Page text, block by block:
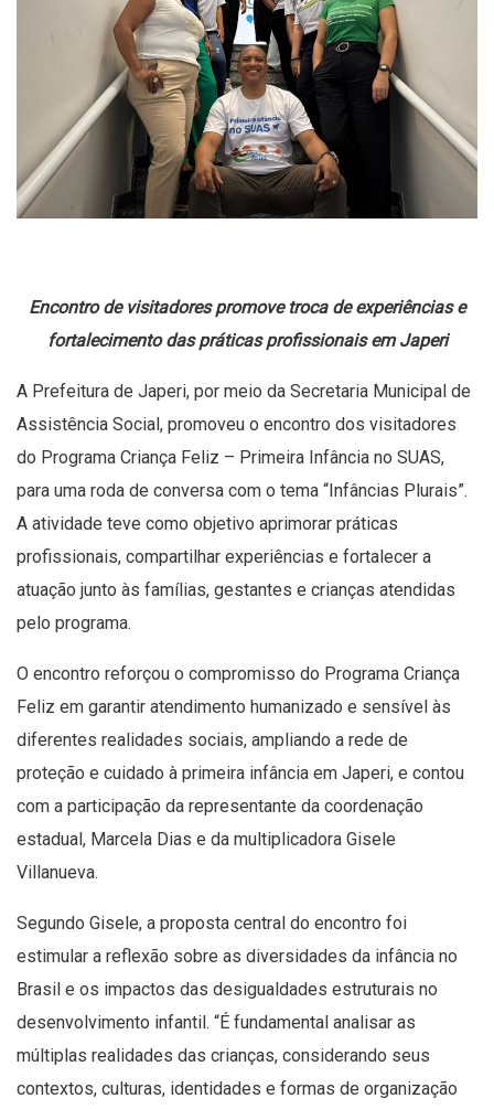
Encontro de visitadores promove troca de experiências e
fortalecimento das práticas profissionais em Japeri
A Prefeitura de Japeri, por meio da Secretaria Municipal de
Assistência Social, promoveu o encontro dos visitadores
do Programa Criança Feliz – Primeira Infância no SUAS,
para uma roda de conversa com o tema “Infâncias Plurais”.
A atividade teve como objetivo aprimorar práticas
profissionais, compartilhar experiências e fortalecer a
atuação junto às famílias, gestantes e crianças atendidas
pelo programa.
O encontro reforçou o compromisso do Programa Criança
Feliz em garantir atendimento humanizado e sensível às
diferentes realidades sociais, ampliando a rede de
proteção e cuidado à primeira infância em Japeri, e contou
com a participação da representante da coordenação
estadual, Marcela Dias e da multiplicadora Gisele
Villanueva.
Segundo Gisele, a proposta central do encontro foi
estimular a reflexão sobre as diversidades da infância no
Brasil e os impactos das desigualdades estruturais no
desenvolvimento infantil. “É fundamental analisar as
múltiplas realidades das crianças, considerando seus
contextos, culturas, identidades e formas de organização